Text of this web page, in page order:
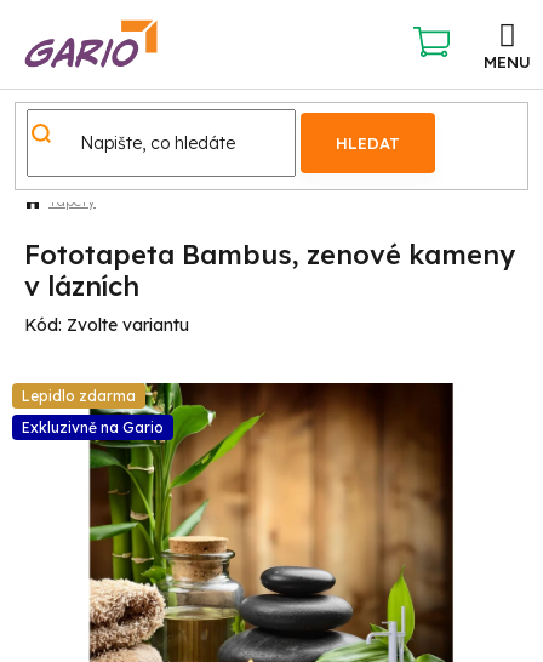
obsah
HLEDAT
NÁKUPNÍ
KOŠÍK
Tapety
Fototapeta Bambus, zenové kameny
v lázních
Kód: Zvolte variantu
Lepidlo zdarma
Exkluzivně na Gario